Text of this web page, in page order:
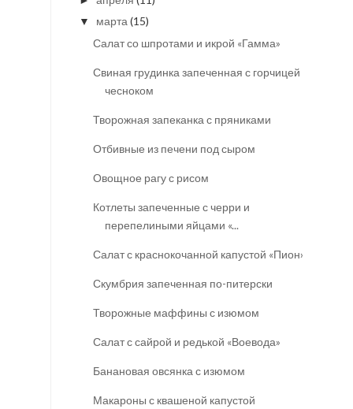
▼ марта (15)
Салат со шпротами и икрой «Гамма»
Свиная грудинка запеченная с горчицей и
чесноком
Творожная запеканка с пряниками
Отбивные из печени под сыром
Овощное рагу с рисом
Котлеты запеченные с черри и
перепелиными яйцами «...
Салат с краснокочанной капустой «Пион»
Скумбрия запеченная по-питерски
Творожные маффины с изюмом
Салат с сайрой и редькой «Воевода»
Банановая овсянка с изюмом
Макароны с квашеной капустой